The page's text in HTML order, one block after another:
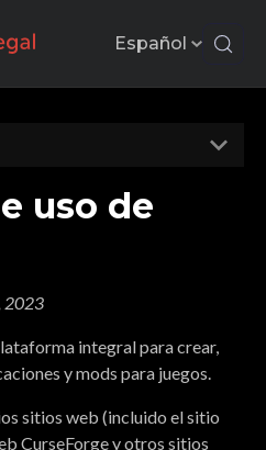
Español
uso de
2023
integral para crear,
y mods para juegos.
sitios web (incluido el sitio
CurseForge y otros sitios